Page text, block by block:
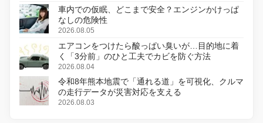
車内での仮眠、どこまで安全？エンジンかけっぱ
なしの危険性
2026.08.05
エアコンをつけたら酸っぱい臭いが…目的地に着
く「3分前」のひと工夫でカビを防ぐ方法
2026.08.04
令和8年熊本地震で「通れる道」を可視化、クルマ
の走行データが災害対応を支える
2026.08.03